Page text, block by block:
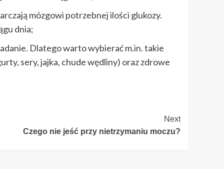
mózgowi potrzebnej ilości glukozy.
dnia;
Dlatego warto wybierać m.in. takie
sery, jajka, chude wędliny) oraz zdrowe
Next
Czego nie jeść przy nietrzymaniu moczu?